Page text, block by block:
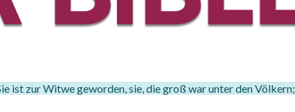
ist zur Witwe geworden, sie, die groß war unter den Völkern;